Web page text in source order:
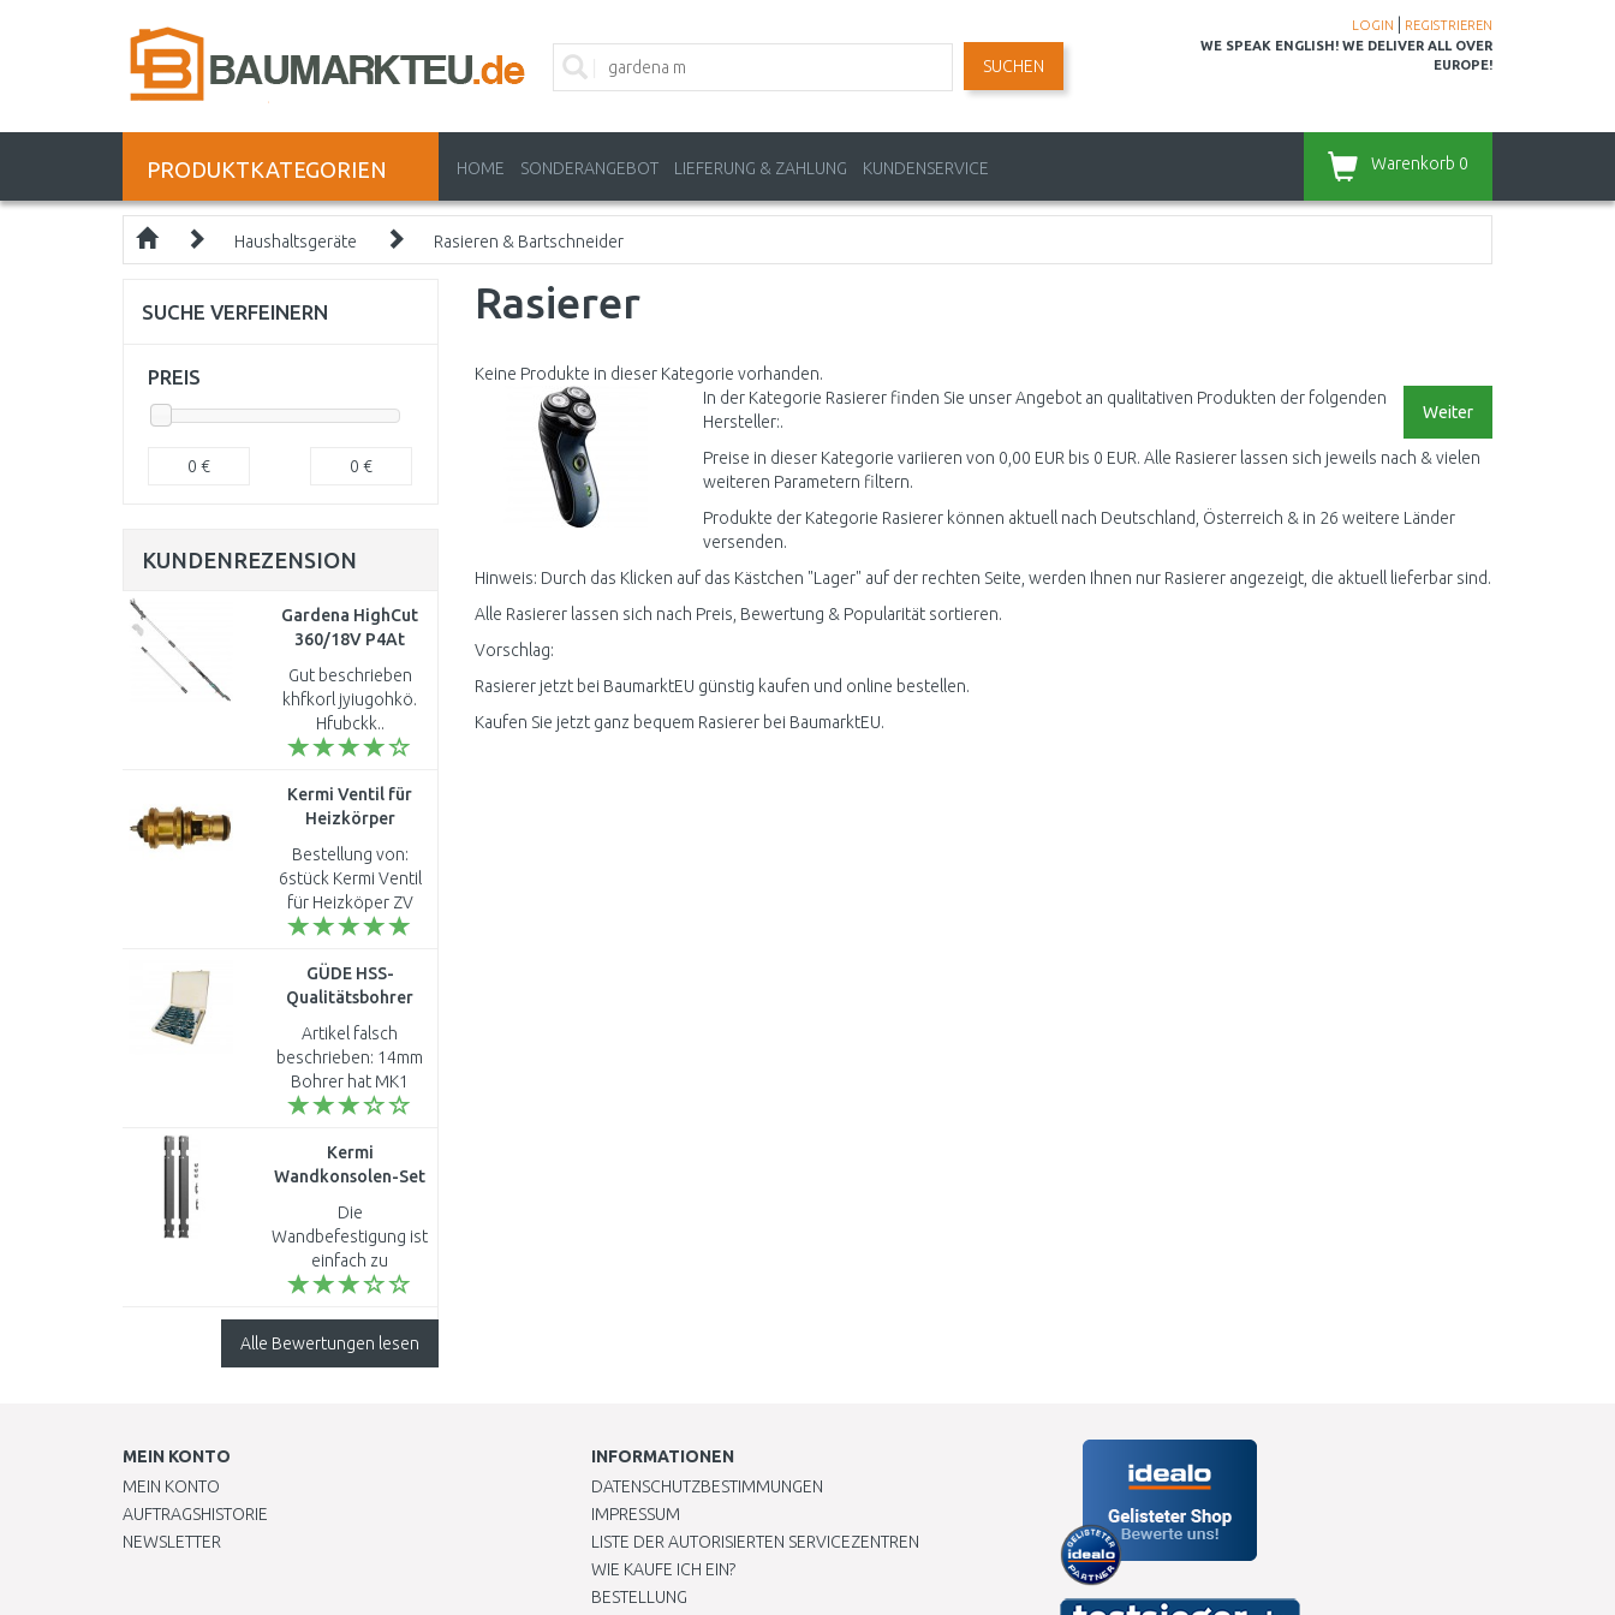
LOGIN
REGISTRIEREN
WE SPEAK ENGLISH! WE DELIVER ALL OVER
EUROPE!
SUCHEN
PRODUKTKATEGORIEN HOME SONDERANGEBOT LIEFERUNG & ZAHLUNG KUNDENSERVICE Warenkorb 0
Haushaltsgeräte Rasieren & Bartschneider
Rasierer
Keine Produkte in dieser Kategorie vorhanden.
Weiter
In der Kategorie Rasierer finden Sie unser Angebot an qualitativen Produkten der folgenden
Hersteller:.
Preise in dieser Kategorie variieren von 0,00 EUR bis 0 EUR. Alle Rasierer lassen sich jeweils nach & vielen
weiteren Parametern filtern.
Produkte der Kategorie Rasierer können aktuell nach Deutschland, Österreich & in 26 weitere Länder
versenden.
Hinweis: Durch das Klicken auf das Kästchen "Lager" auf der rechten Seite, werden Ihnen nur Rasierer angezeigt, die aktuell lieferbar sind.
Alle Rasierer lassen sich nach Preis, Bewertung & Popularität sortieren.
Vorschlag:
Rasierer jetzt bei BaumarktEU günstig kaufen und online bestellen.
Kaufen Sie jetzt ganz bequem Rasierer bei BaumarktEU.
SUCHE VERFEINERN
PREIS
0 € 0 €
KUNDENREZENSION
Gardena HighCut
360/18V P4At
Akku-Teleskop-
Baumschere solo,
14776-55
Gut beschrieben
khfkorl jyiugohkö.
Hfubckk..
Kermi Ventil für
Heizkörper
ZV00630001
Bestellung von:
6stück Kermi Ventil
für Heizköper ZV
00630001.
noch 14stück Ventile
Kermi ZV 00630001,
Adresse : Thomas H..
GÜDE HSS-
Qualitätsbohrer
10tlg. 38328
Artikel falsch
beschrieben: 14mm
Bohrer hat MK1
(Adapter MK1 auf
20 und 22mm haben
MK2 (ohne Adapter)
Kermi
Wandkonsolen-Set
mm, verzinkt
ZB02590013
Die
Wandbefestigung ist
einfach zu
montieren...
Alle Bewertungen lesen
MEIN KONTO
MEIN KONTO
AUFTRAGSHISTORIE
NEWSLETTER
INFORMATIONEN
DATENSCHUTZBESTIMMUNGEN
IMPRESSUM
LISTE DER AUTORISIERTEN SERVICEZENTREN
WIE KAUFE ICH EIN?
BESTELLUNG